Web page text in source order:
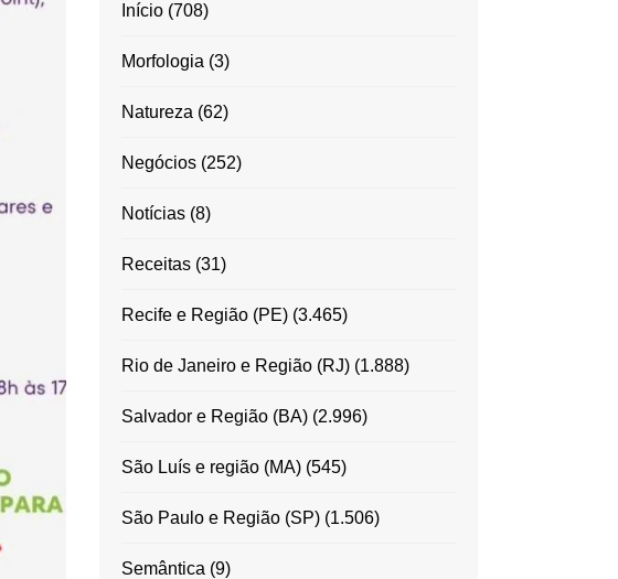
Início(708)
Morfologia (3)
Natureza (62)
Negócios(252)
Notícias(8)
Receitas(31)
Recife e Região (PE)(3.465)
Rio de Janeiro e Região (RJ)(1.888)
Salvador e Região (BA)(2.996)
São Luís e região (MA)(545)
São Paulo e Região (SP)(1.506)
Semântica (9)